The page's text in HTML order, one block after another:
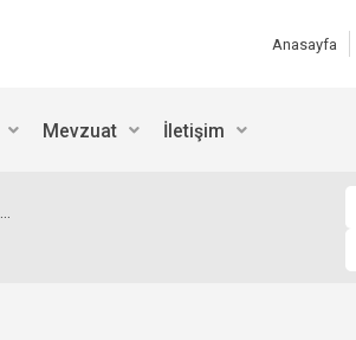
Anasayfa
Mevzuat İletişim